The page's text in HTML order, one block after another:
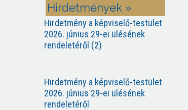
Hirdetmények »
Hirdetmény a képviselő-testület
2026. június 29-ei ülésének
rendeletéről (2)
Hirdetmény a képviselő-testület
2026. június 29-ei ülésének
rendeletéről